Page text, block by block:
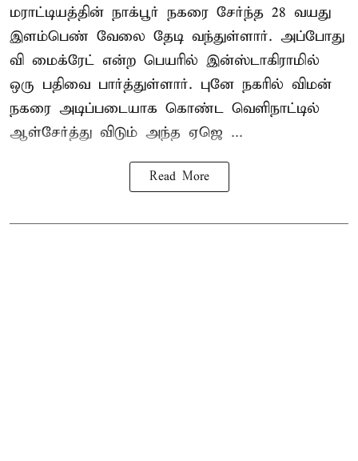
மராட்டியத்தின் நாக்பூர் நகரை சேர்ந்த 28 வயது
இளம்பெண் வேலை தேடி வந்துள்ளார். அப்போது
வி மைக்ரேட் என்ற பெயரில் இன்ஸ்டாகிராமில்
ஒரு பதிவை பார்த்துள்ளார். புனே நகரில் விமன்
நகரை அடிப்படையாக கொண்ட வெளிநாட்டில்
ஆள்சேர்த்து விடும் அந்த ஏஜெ ...
Read More